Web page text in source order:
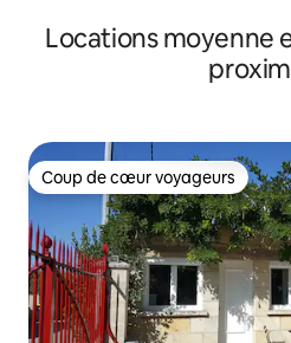
Locations moyenne
Coup de cœur voyageurs
Coup de cœur voyageurs